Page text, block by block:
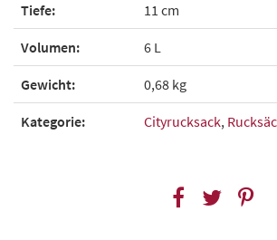
Tiefe: 11 cm
Volumen: 6 L
Gewicht: 0,68 kg
Kategorie: Cityrucksack,